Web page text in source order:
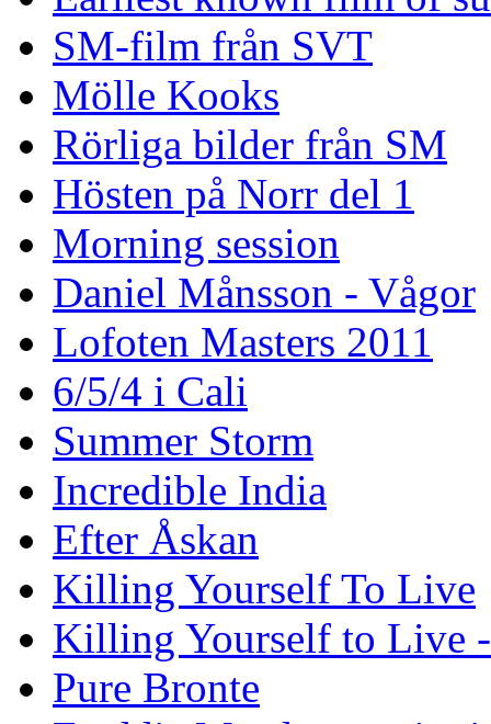
SM-film från SVT
Mölle Kooks
Rörliga bilder från SM
Hösten på Norr del 1
Morning session
Daniel Månsson - Vågor
Lofoten Masters 2011
6/5/4 i Cali
Summer Storm
Incredible India
Efter Åskan
Killing Yourself To Live
Killing Yourself to Live -
Pure Bronte